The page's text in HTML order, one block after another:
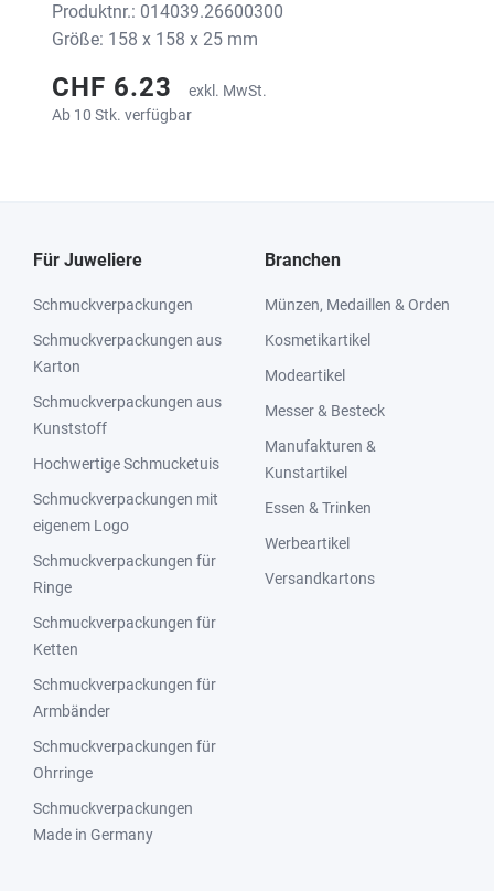
Produktnr.: 014039.26600300
Größe: 158 x 158 x 25 mm
CHF 6.23
exkl. MwSt.
Ab 10 Stk. verfügbar
Für Juweliere
Schmuckverpackungen
Schmuckverpackungen aus
Karton
Schmuckverpackungen aus
Kunststoff
Hochwertige Schmucketuis
Schmuckverpackungen mit
eigenem Logo
Schmuckverpackungen für
Ringe
Schmuckverpackungen für
Ketten
Schmuckverpackungen für
Armbänder
Schmuckverpackungen für
Ohrringe
Schmuckverpackungen
Made in Germany
Branchen
Münzen, Medaillen & Orden
Kosmetikartikel
Modeartikel
Messer & Besteck
Manufakturen &
Kunstartikel
Essen & Trinken
Werbeartikel
Versandkartons